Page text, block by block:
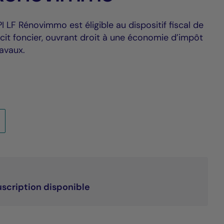
LF Rénovimmo est éligible au dispositif fiscal de
foncier, ouvrant droit à une économie d’impôt
disponible